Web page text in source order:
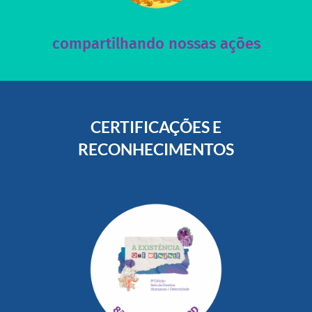
compartilhando nossas ações
Acesse nossas redes sociais e nos ajude compartilhando
CERTIFICAÇÕES E
RECONHECIMENTOS